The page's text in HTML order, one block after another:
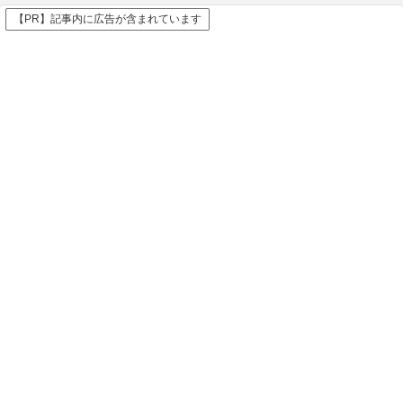
【PR】記事内に広告が含まれています